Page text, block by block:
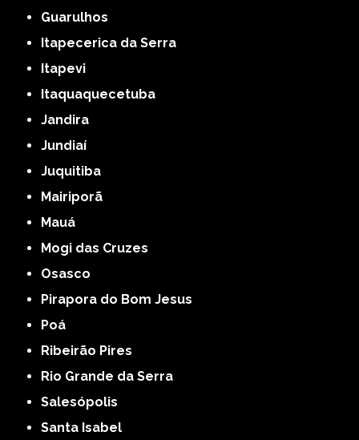
Guarulhos
Itapecerica da Serra
Itapevi
Itaquaquecetuba
Jandira
Jundiaí
Juquitiba
Mairiporã
Mauá
Mogi das Cruzes
Osasco
Pirapora do Bom Jesus
Poá
Ribeirão Pires
Rio Grande da Serra
Salesópolis
Santa Isabel